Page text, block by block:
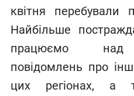
квітня перебували
Найбільше
працюємо над
повідомлень про
цих регіонах, а